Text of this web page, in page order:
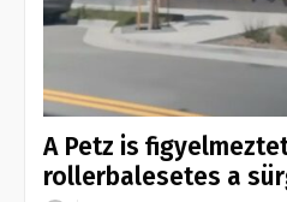
A Petz is
rollerbalesetes a